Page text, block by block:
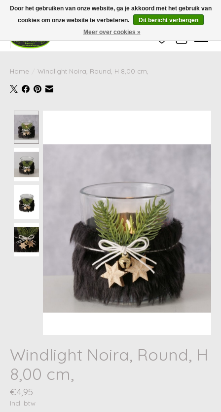
Wij zijn gesloten van 24 december tot en met 25 januari. Houd er rekening mee
dat de levertijd van uw bestelling in deze periode langer kan zijn dan
gebruikelijk.
Verlanglijst
Home Windlight Noira, Round, H 8,00 cm,
Windlight Noira, Round, H
8,00 cm,
€4,95
Incl. btw
Door het gebruiken van onze website, ga je akkoord met het gebruik van
cookies om onze website te verbeteren.
Dit bericht verbergen
Meer over cookies »